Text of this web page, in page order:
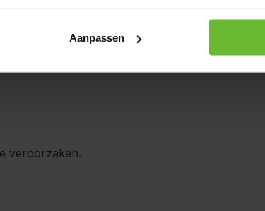
Aanpassen
veroorzaken.